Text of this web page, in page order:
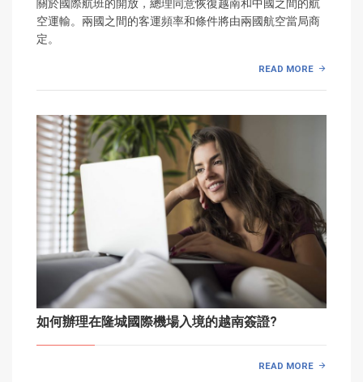
關於國際航班的開放，總理同意恢復越南和中國之間的航
空運輸。兩國之間的客運頻率和條件將由兩國航空當局商
定。
READ MORE
如何辦理在隆城國際機場入境的越南簽證?
READ MORE